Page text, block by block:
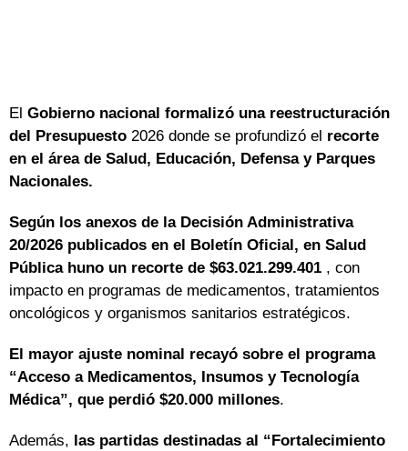
El Gobierno nacional formalizó una reestructuración
del Presupuesto 2026 donde se profundizó el recorte
en el área de Salud, Educación, Defensa y Parques
Nacionales.
Según los anexos de la Decisión Administrativa
20/2026 publicados en el Boletín Oficial, en Salud
Pública huno un recorte de $63.021.299.401 , con
impacto en programas de medicamentos, tratamientos
oncológicos y organismos sanitarios estratégicos.
El mayor ajuste nominal recayó sobre el programa
“Acceso a Medicamentos, Insumos y Tecnología
Médica”, que perdió $20.000 millones.
Además, las partidas destinadas al “Fortalecimiento